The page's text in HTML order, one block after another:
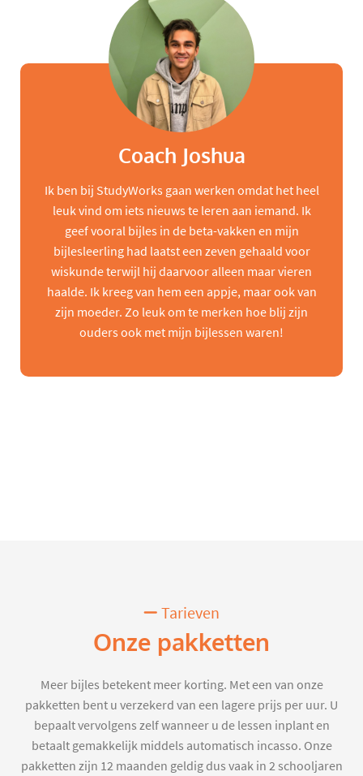
Coach Joshua
Ik ben bij StudyWorks gaan werken omdat het heel
leuk vind om iets nieuws te leren aan iemand. Ik
geef vooral bijles in de beta-vakken en mijn
bijlesleerling had laatst een zeven gehaald voor
wiskunde terwijl hij daarvoor alleen maar vieren
haalde. Ik kreeg van hem een appje, maar ook van
zijn moeder. Zo leuk om te merken hoe blij zijn
ouders ook met mijn bijlessen waren!
Tarieven
Onze pakketten
Meer bijles betekent meer korting. Met een van onze
pakketten bent u verzekerd van een lagere prijs per uur. U
bepaalt vervolgens zelf wanneer u de lessen inplant en
betaalt gemakkelijk middels automatisch incasso. Onze
pakketten zijn 12 maanden geldig dus vaak in 2 schooljaren